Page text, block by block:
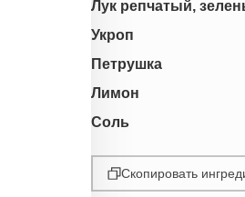
Лук репчатый,
Укроп
Петрушка
Лимон
Соль
Скопировать